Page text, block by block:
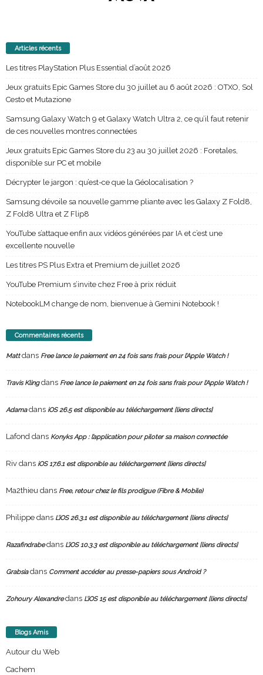
Articles récents
Les titres PlayStation Plus Essential d’août 2026
Jeux gratuits Epic Games Store du 30 juillet au 6 août 2026 : OTXO, Sol
Cesto et Mutazione
Samsung Galaxy Watch 9 et Galaxy Watch Ultra 2, ce qu’il faut retenir
de ces nouvelles montres connectées
Jeux gratuits Epic Games Store du 23 au 30 juillet 2026 : Foretales,
disponible sur PC et mobile
Décrypter le jargon : qu’est-ce que la Géolocalisation ?
Samsung dévoile sa nouvelle gamme pliante avec les Galaxy Z Fold8,
Z Fold8 Ultra et Z Flip8
YouTube s’attaque enfin aux vidéos générées par IA et c’est une
excellente nouvelle
Les titres PS Plus Extra et Premium de juillet 2026
YouTube Premium s’invite chez Free à prix réduit
NotebookLM change de nom, bienvenue à Gemini Notebook !
Commentaires récents
Mattdans Free lance le paiement en 24 fois sans frais pour l’Apple Watch !
Travis Klingdans Free lance le paiement en 24 fois sans frais pour l’Apple Watch !
Adamadans iOS 26.5 est disponible au téléchargement [liens directs]
Lafond dans Konyks App : l’application pour piloter sa maison connectée
Riv dans iOS 17.6.1 est disponible au téléchargement [liens directs]
Ma2thieu dans Free, retour chez le fils prodigue (Fibre & Mobile)
Philippe dans L’iOS 26.3.1 est disponible au téléchargement [liens directs]
Razafindrabedans L’iOS 10.3.3 est disponible au téléchargement [liens directs]
Grabsiadans Comment accéder au presse-papiers sous Android ?
Zohoury Alexandredans L’iOS 15 est disponible au téléchargement [liens directs]
Blogs Amis
Autour du Web
Cachem